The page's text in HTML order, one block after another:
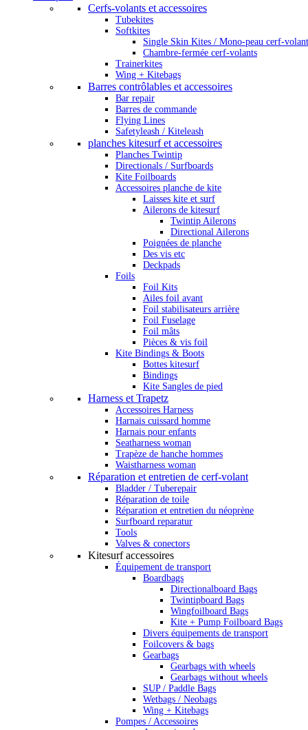
Cerfs-volants et accessoires
Tubekites
Softkites
Single Skin Kites / Mono-peau cerf-
Chambre-fermée cerf-volants
Trainerkites
Wing + Kitebags
Barres contrôlables et accessoires
Bar repair
Barres de commande
Flying Lines
Safetyleash / Kiteleash
planches kitesurf et accessoires
Planches Twintip
Directionals / Surfboards
Kite Foilboards
Accessoires planche de kite
Laisses kite et surf
Ailerons de kitesurf
Twintip Ailerons
Directional Ailerons
Poignées de planche
Des vis etc
Deckpads
Foils
Foil Kits
Ailes foil avant
Foil stabilisateurs arrière
Foil Fuselage
Foil mâts
Pièces & vis foil
Kite Bindings & Boots
Bottes kitesurf
Bindings
Kite Sangles de pied
Harness et Trapetz
Accessoires Harness
Harnais cuissard homme
Harnais pour enfants
Seatharness woman
Trapèze de hanche hommes
Waistharness woman
Réparation et entretien de cerf-volant
Bladder / Tuberepair
Réparation de toile
Réparation et entretien du néoprène
Surfboard reparatur
Tools
Valves & conectors
Kitesurf accessoires
Équipement de transport
Boardbags
Directionalboard Bags
Twintipboard Bags
Wingfoilboard Bags
Kite + Pump Foilboard Bags
Divers équipements de transport
Foilcovers & bags
Gearbags
Gearbags with wheels
Gearbags without wheels
SUP / Paddle Bags
Wetbags / Neobags
Wing + Kitebags
Pompes / Accessoires